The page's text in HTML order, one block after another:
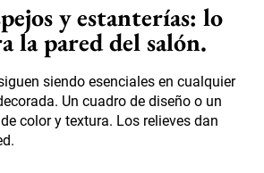
y estanterías: lo
la pared del salón.
siendo esenciales en cualquier
Un cuadro de diseño o un
color y textura. Los relieves dan